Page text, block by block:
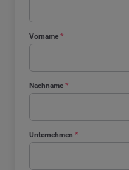
Vorname *
Nachname *
Unternehmen *